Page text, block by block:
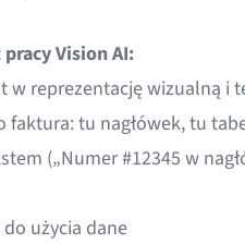
Vision AI:
w reprezentację wizualną i
faktura: tu nagłówek, tu
(„Numer #12345 w
użycia dane